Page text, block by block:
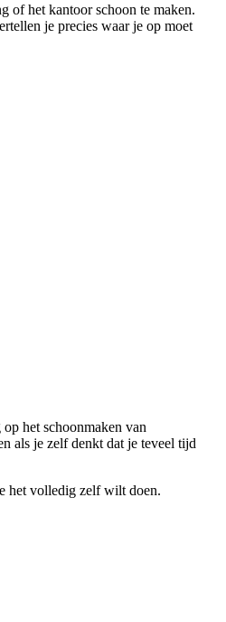
of het kantoor schoon te maken.
je precies waar je op moet
het schoonmaken van
als je zelf denkt dat je teveel tijd
het volledig zelf wilt doen.